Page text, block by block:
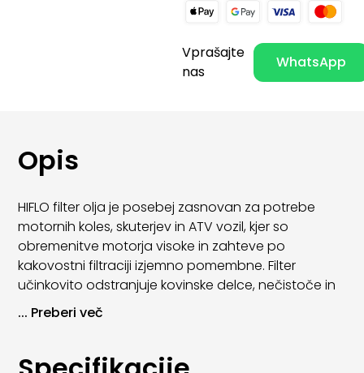
Vprašajte
nas
WhatsApp
Opis
HIFLO filter olja je posebej zasnovan za potrebe
motornih koles, skuterjev in ATV vozil, kjer so
obremenitve motorja visoke in zahteve po
kakovostni filtraciji izjemno pomembne. Filter
učinkovito odstranjuje kovinske delce, nečistoče in
usedline iz motornega olja ter s tem zagotavlja
HIFLO oljni filtri so izdelani po OE standardih in
... Preberi več